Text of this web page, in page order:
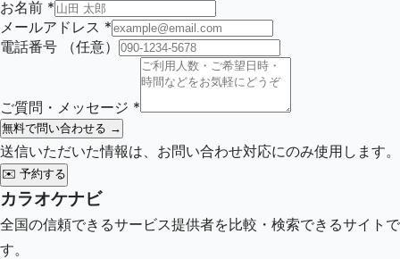
お名前 *
メールアドレス *
電話番号
（任意）
ご質問・メッセージ *
無料で問い合わせる →
送信いただいた情報は、お問い合わせ対応にのみ使用します。
✉️ 予約する
カラオケナビ
全国の信頼できるサービス提供者を比較・検索できるサイトで
す。